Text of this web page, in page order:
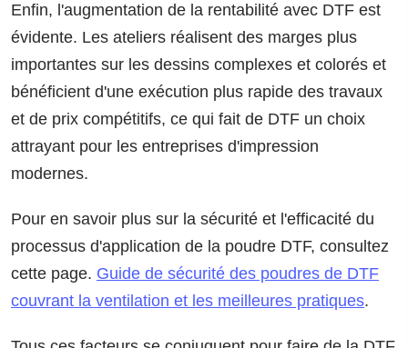
Enfin, l'augmentation de la rentabilité avec DTF est
évidente. Les ateliers réalisent des marges plus
importantes sur les dessins complexes et colorés et
bénéficient d'une exécution plus rapide des travaux
et de prix compétitifs, ce qui fait de DTF un choix
attrayant pour les entreprises d'impression
modernes.
Pour en savoir plus sur la sécurité et l'efficacité du
processus d'application de la poudre DTF, consultez
cette page. Guide de sécurité des poudres de DTF
couvrant la ventilation et les meilleures pratiques.